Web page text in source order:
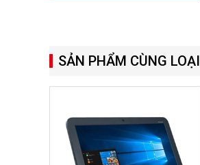
SẢN PHẨM CÙNG LOẠI